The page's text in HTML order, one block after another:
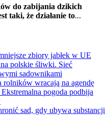
do zabijania dzikich
taki, że działanie to...
zbiory jabłek w UE
polskie śliwki. Sieć
sadownikami
wracają na agendę
pogoda podbija
sad, gdy ubywa substancji